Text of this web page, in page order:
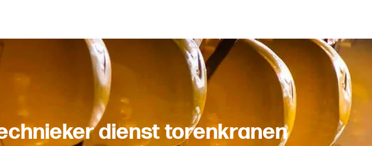
dienst torenkranen